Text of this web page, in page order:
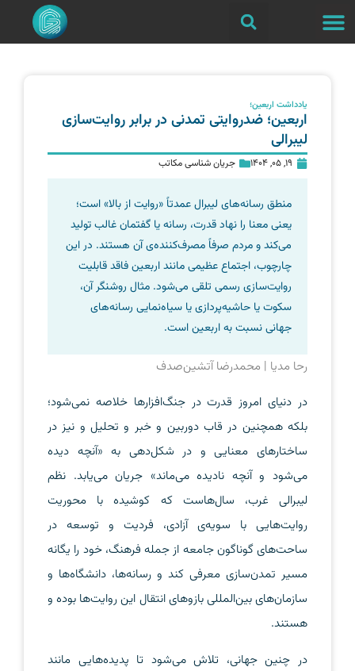
یادداشت اربعین؛
اربعین؛ ضدروایتی تمدنی در برابر روایت‌سازی
لیبرالی
19, 05, 1404 جریان شناسی مکاتب
منطق رسانه‌های لیبرال عمدتاً «روایت از بالا» است؛
یعنی معنا را نهاد قدرت، رسانه یا گفتمان غالب تولید
می‌کند و مردم صرفاً مصرف‌کننده‌ی آن هستند. در این
چارچوب، اجتماع عظیمی مانند اربعین فاقد قابلیت
روایت‌سازی رسمی تلقی می‌شود. مثال روشنگر آن،
سکوت یا حاشیه‌پردازی یا سیاه‌نمایی رسانه‌های
جهانی نسبت به اربعین است.
رحا مدیا | محمدرضا آتشین‌صدف
در دنیای امروز قدرت در جنگ‌افزارها خلاصه نمی‌شود؛
بلکه همچنین در قاب دوربین و خبر و تحلیل و نیز در
ساختارهای معنایی و در شکل‌دهی به «آنچه دیده
می‌شود و آنچه نادیده می‌ماند» جریان می‌یابد. نظم
لیبرالی غرب، سال‌هاست که کوشیده با محوریت
روایت‌هایی با سویه‌ی آزادی، فردیت و توسعه در
ساحت‌های گوناگون جامعه از جمله فرهنگ، خود را یگانه
مسیر تمدن‌سازی معرفی کند و رسانه‌ها، دانشگاه‌ها و
سازمان‌های بین‌المللی بازوهای انتقال این روایت‌ها بوده‌ و
هستند.
در چنین جهانی، تلاش می‌شود تا پدیده‌هایی مانند